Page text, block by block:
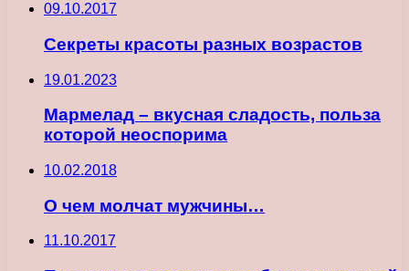
09.10.2017
Секреты красоты разных возрастов
19.01.2023
Мармелад – вкусная сладость, польза
которой неоспорима
10.02.2018
О чем молчат мужчины…
11.10.2017